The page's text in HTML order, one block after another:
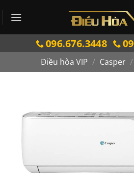
qua
096.676.3448
Điều hòa VIP / Casper /